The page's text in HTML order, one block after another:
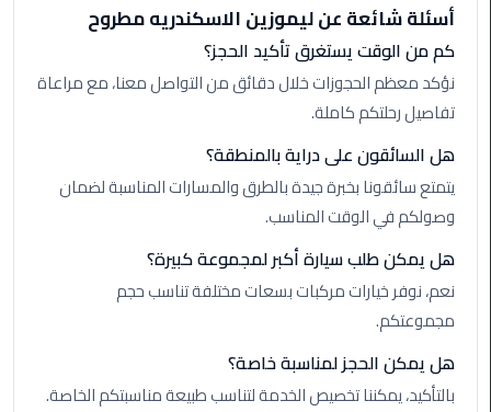
مطار
القاهرة
ليموزين
مطار
القاهرة
ليموزين
السخنة
ليموزين
مطار
سفنكس
ليموزين
أسئلة شائعة عن ليموزين الاسكندريه مطروح
كم من الوقت يستغرق تأكيد الحجز؟
نؤكد معظم الحجوزات خلال دقائق من التواصل معنا، مع مراعاة
تفاصيل رحلتكم كاملة.
هل السائقون على دراية بالمنطقة؟
يتمتع سائقونا بخبرة جيدة بالطرق والمسارات المناسبة لضمان
وصولكم في الوقت المناسب.
هل يمكن طلب سيارة أكبر لمجموعة كبيرة؟
نعم، نوفر خيارات مركبات بسعات مختلفة تناسب حجم
مجموعتكم.
هل يمكن الحجز لمناسبة خاصة؟
بالتأكيد، يمكننا تخصيص الخدمة لتناسب طبيعة مناسبتكم الخاصة.